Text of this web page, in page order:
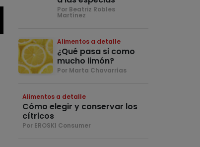
Por Beatriz Robles
Martínez
Alimentos a detalle
¿Qué pasa si como
mucho limón?
Por Marta Chavarrías
Alimentos a detalle
Cómo elegir y conservar los
cítricos
Por EROSKI Consumer